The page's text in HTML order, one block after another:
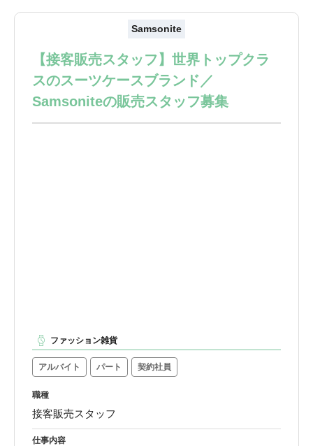
Samsonite
【接客販売スタッフ】世界トップクラ
スのスーツケースブランド／
Samsoniteの販売スタッフ募集
ファッション雑貨
アルバイト パート 契約社員
職種
接客販売スタッフ
仕事内容